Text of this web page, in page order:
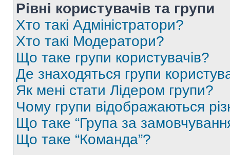
Рівні користувачів та групи
Хто такі Адміністратори?
Хто такі Модератори?
Що таке групи користувачів?
Де знаходяться групи
Як мені стати Лідером групи?
Чому групи відображаються
Що таке “Група за
Що таке “Команда”?